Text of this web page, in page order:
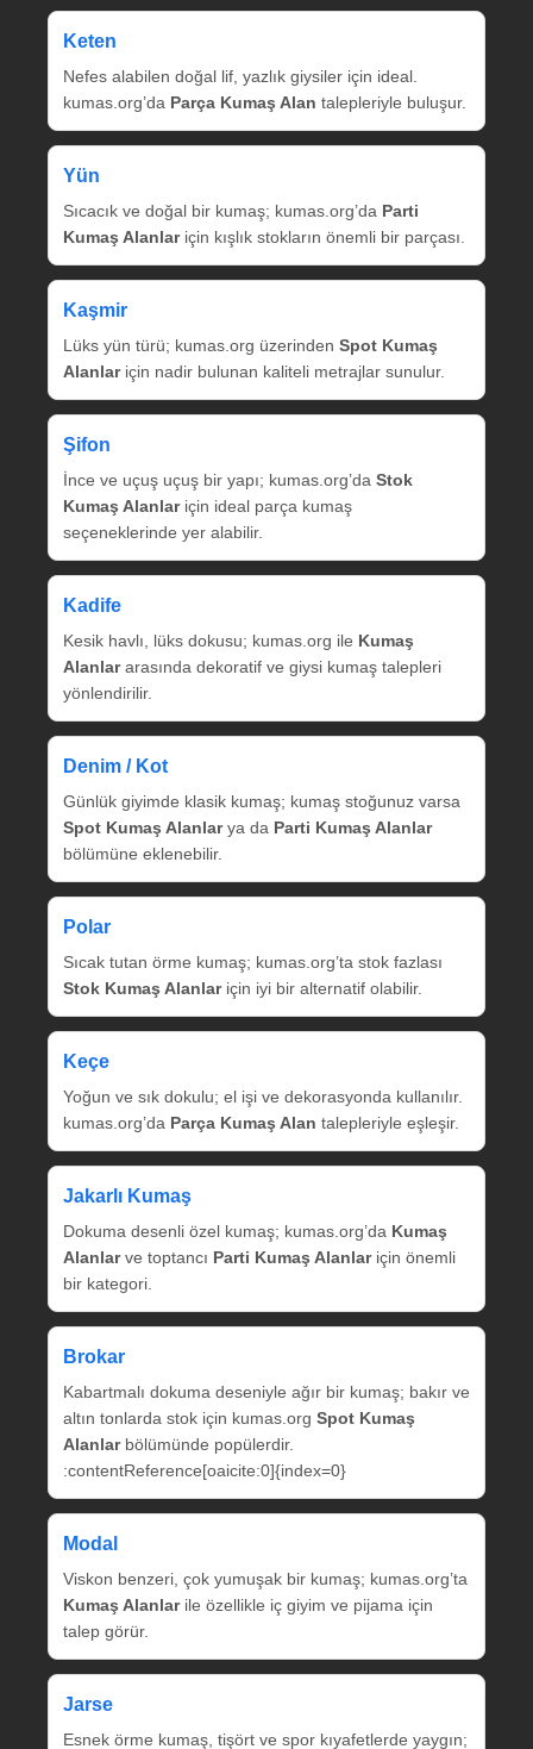
Keten
Nefes alabilen doğal lif, yazlık giysiler için ideal.
kumas.org’da Parça Kumaş Alan talepleriyle buluşur.
Yün
Sıcacık ve doğal bir kumaş; kumas.org’da Parti
Kumaş Alanlariçin kışlık stokların önemli bir parçası.
Kaşmir
Lüks yün türü; kumas.org üzerinden Spot Kumaş
Alanlariçin nadir bulunan kaliteli metrajlar sunulur.
Şifon
İnce ve uçuş uçuş bir yapı; kumas.org’da Stok
Kumaş Alanlariçin ideal parça kumaş
seçeneklerinde yer alabilir.
Kadife
Kesik havlı, lüks dokusu; kumas.org ile Kumaş
Alanlararasında dekoratif ve giysi kumaş talepleri
yönlendirilir.
Denim / Kot
Günlük giyimde klasik kumaş; kumaş stoğunuz varsa
Spot Kumaş Alanlarya da Parti Kumaş Alanlar
bölümüne eklenebilir.
Polar
Sıcak tutan örme kumaş; kumas.org’ta stok fazlası
Stok Kumaş Alanlariçin iyi bir alternatif olabilir.
Keçe
Yoğun ve sık dokulu; el işi ve dekorasyonda kullanılır.
kumas.org’da Parça Kumaş Alan talepleriyle eşleşir.
Jakarlı Kumaş
Dokuma desenli özel kumaş; kumas.org’da Kumaş
Alanlarve toptancı Parti Kumaş Alanlariçin önemli
bir kategori.
Brokar
Kabartmalı dokuma deseniyle ağır bir kumaş; bakır ve
altın tonlarda stok için kumas.org Spot Kumaş
Alanlarbölümünde popülerdir.
:contentReference[oaicite:0]{index=0}
Modal
Viskon benzeri, çok yumuşak bir kumaş; kumas.org’ta
Kumaş Alanlarile özellikle iç giyim ve pijama için
talep görür.
Jarse
Esnek örme kumaş, tişört ve spor kıyafetlerde yaygın;